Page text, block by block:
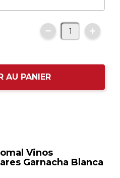
AU PANIER
Vinos
Garnacha Blanca